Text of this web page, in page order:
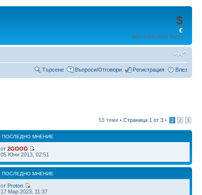
$
€
BitcoinBG Price Index
Търсене Въпроси/Отговори Регистрация Влез
53 теми • Страница 1 от 3 • 1 2 3
ПОСЛЕДНО МНЕНИЕ
от2GOOD
05 Юни 2013, 02:51
ПОСЛЕДНО МНЕНИЕ
от Proton
17 Мар 2023, 11:37